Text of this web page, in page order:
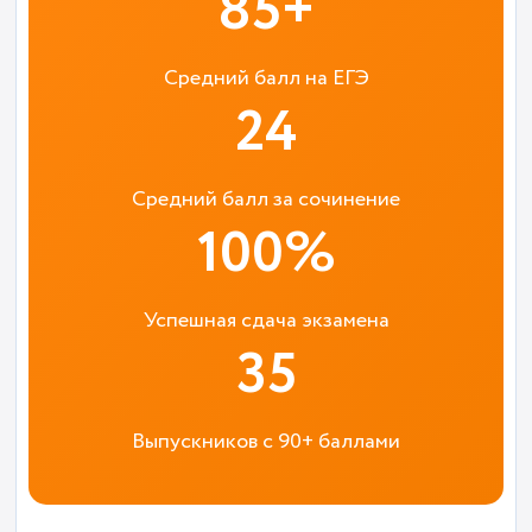
Средний балл на ЕГЭ
24
Средний балл за сочинение
100%
Успешная сдача экзамена
35
Выпускников с 90+ баллами